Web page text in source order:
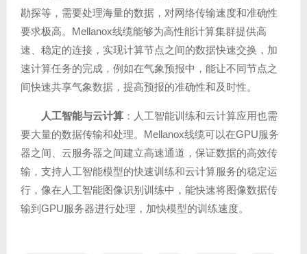
勘探等，需要处理海量的数据，对网络传输速度和准确性
要求极高。Mellanox线缆能够为高性能计算集群提供高
速、稳定的连接，实现计算节点之间的数据快速交换，加
速计算任务的完成，例如在气象预报中，能让不同节点之
间快速共享气象数据，提高预报的准确性和及时性。
人工智能与云计算 ：人工智能训练和云计算应用也需
要大量的数据传输和处理。Mellanox线缆可以在GPU服务
器之间、云服务器之间建立高速通道，保证数据的高效传
输，支持人工智能模型的快速训练和云计算服务的稳定运
行，像在人工智能图像识别训练中，能快速将图像数据传
输到GPU服务器进行处理，加快模型的训练速度。